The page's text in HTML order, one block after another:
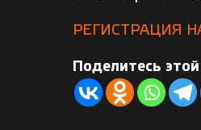
РЕГИСТРАЦИЯ
Поделитесь